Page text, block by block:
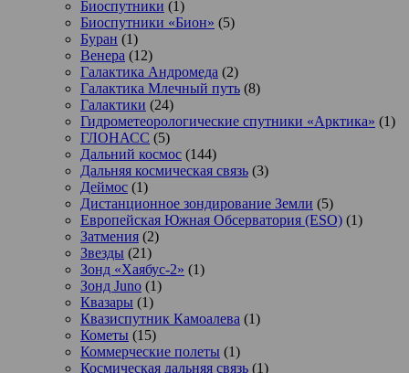
Биоспутники (1)
Биоспутники «Бион» (5)
Буран (1)
Венера (12)
Галактика Андромеда (2)
Галактика Млечный путь (8)
Галактики (24)
Гидрометеорологические спутники «Арктика» (1)
ГЛОНАСС (5)
Дальний космос (144)
Дальняя космическая связь (3)
Деймос (1)
Дистанционное зондирование Земли (5)
Европейская Южная Обсерватория (ESO) (1)
Затмения (2)
Звезды (21)
Зонд «Хаябус-2» (1)
Зонд Juno (1)
Квазары (1)
Квазиспутник Камоалева (1)
Кометы (15)
Коммерческие полеты (1)
Космическая дальняя связь (1)